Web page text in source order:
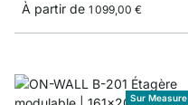
À partir de 1 099,00 €
Sur Measure